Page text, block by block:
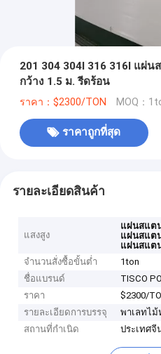
201 304 304l 316 316l แผ่
กว้าง 1.5 ม. รีดร้อน
ราคา：$2300/TON MOQ：
ราคาถูกที่สุด
รายละเอียดสินค้า
แสงสูง
แผ่นสแต
แผ่นสแต
แผ่นสแต
จำนวนสั่งซื้อขั้นต่ำ
1ton
ชื่อแบรนด์
TISCO
ราคา
$2300/
รายละเอียดการบรรจุ
พาเลทไ
สถานที่กำเนิด
ประเทศจี